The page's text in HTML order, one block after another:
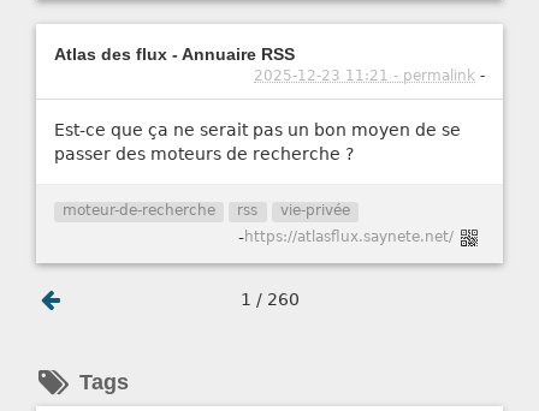
Atlas des flux - Annuaire RSS
2025-12-23 11:21 - permalink -
Est-ce que ça ne serait pas un bon moyen de se
passer des moteurs de recherche ?
moteur-de-recherche rss vie-privée
-https://atlasflux.saynete.net/
1 / 260
Tags